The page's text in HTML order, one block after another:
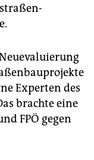
Experten des
brachte eine
FPÖ gegen